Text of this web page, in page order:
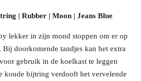
| Rubber | Moon | Jeans Blue
lekker in zijn mond stoppen om er op
Bij doorkomende tandjes kan het extra
gebruik in de koelkast te leggen
koude bijtring verdooft het vervelende